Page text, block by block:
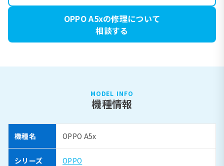
OPPO A5xの修理について
相談する
MODEL INFO
機種情報
機種名 OPPO A5x
シリーズ OPPO